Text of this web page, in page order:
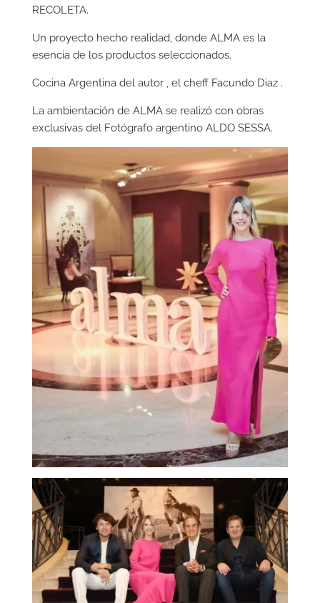
RECOLETA.
Un proyecto hecho realidad, donde ALMA es la
esencia de los productos seleccionados.
Cocina Argentina del autor , el cheff Facundo Diaz .
La ambientación de ALMA se realizó con obras
exclusivas del Fotógrafo argentino ALDO SESSA.